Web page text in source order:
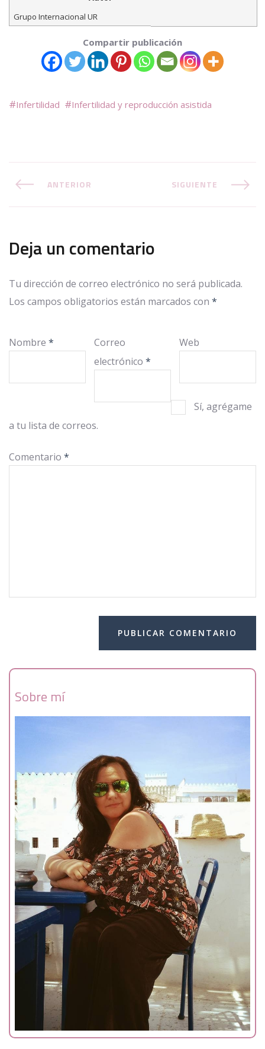
Sobre mí
Grupo Internacional UR
Compartir publicación
Infertilidad Infertilidad y reproducción asistida
ANTERIOR SIGUIENTE
Deja un comentario
Tu dirección de correo electrónico no será publicada.
Los campos obligatorios están marcados con *
Nombre *
Correo
electrónico*
Web
Sí, agrégame
a tu lista de correos.
Comentario *